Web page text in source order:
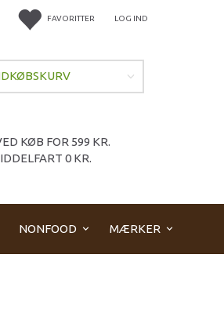
FAVORITTER LOG IND
KØB FOR 599 KR.
0 KR.
NONFOOD MÆRKER